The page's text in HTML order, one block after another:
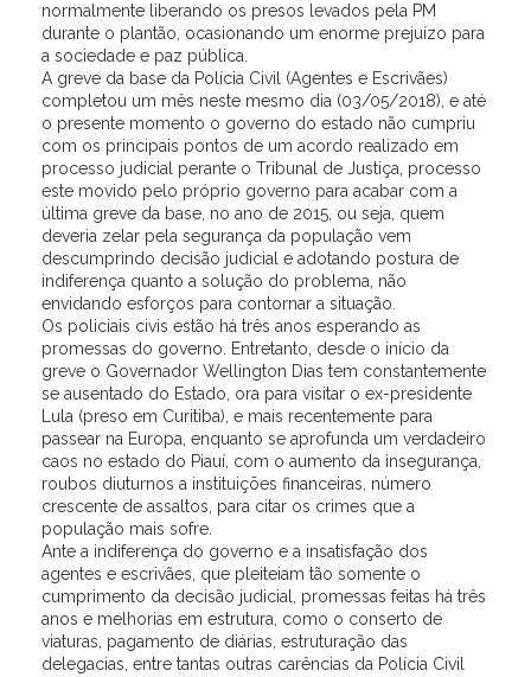
normalmente liberando os presos levados pela PM
durante o plantão, ocasionando um enorme prejuízo para
a sociedade e paz pública.
A greve da base da Polícia Civil (Agentes e Escrivães)
completou um mês neste mesmo dia (03/05/2018), e até
o presente momento o governo do estado não cumpriu
com os principais pontos de um acordo realizado em
processo judicial perante o Tribunal de Justiça, processo
este movido pelo próprio governo para acabar com a
última greve da base, no ano de 2015, ou seja, quem
deveria zelar pela segurança da população vem
descumprindo decisão judicial e adotando postura de
indiferença quanto a solução do problema, não
envidando esforços para contornar a situação.
Os policiais civis estão há três anos esperando as
promessas do governo. Entretanto, desde o início da
greve o Governador Wellington Dias tem constantemente
se ausentado do Estado, ora para visitar o ex-presidente
Lula (preso em Curitiba), e mais recentemente para
passear na Europa, enquanto se aprofunda um verdadeiro
caos no estado do Piauí, com o aumento da insegurança,
roubos diuturnos a instituições financeiras, número
crescente de assaltos, para citar os crimes que a
população mais sofre.
Ante a indiferença do governo e a insatisfação dos
agentes e escrivães, que pleiteiam tão somente o
cumprimento da decisão judicial, promessas feitas há três
anos e melhorias em estrutura, como o conserto de
viaturas, pagamento de diárias, estruturação das
delegacias, entre tantas outras carências da Polícia Civil